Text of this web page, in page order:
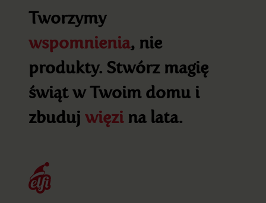
Tworzymy
wspomnienia, nie
produkty. Stwórz magię
świąt w Twoim domu i
zbuduj więzina lata.